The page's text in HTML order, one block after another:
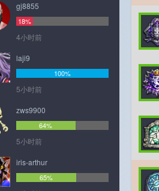
gj8855
18%
4小时前
laji9
100%
5小时前
zws9900
64%
5小时前
iris-arthur
65%